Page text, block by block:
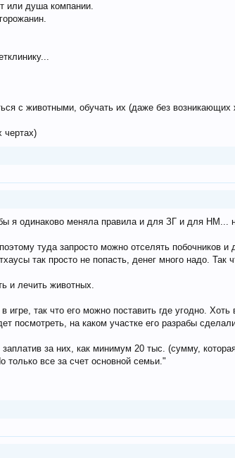
или душа компании.
с животными, обучать их (даже без возникающих
чертах)
я одинаково меняла правила и для ЗГ и для НМ...
туда запросто можно отселять побочников
так просто не попасть, денег много надо. Так
и лечить животных.
игре, так что его можно поставить где угодно.
посмотреть, на каком участке его разрабы
за них, как минимум 20 тыс. (сумму,
все за счет основной семьи."